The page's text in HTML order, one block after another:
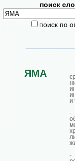
поиск
поиск по
ЯМА
-
и
-
-